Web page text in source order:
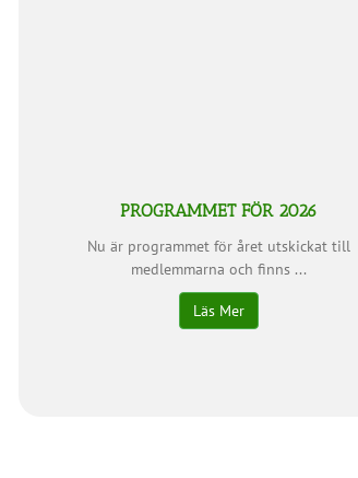
PROGRAMMET FÖR 2026
Nu är programmet för året utskickat till
medlemmarna och finns ...
Läs Mer